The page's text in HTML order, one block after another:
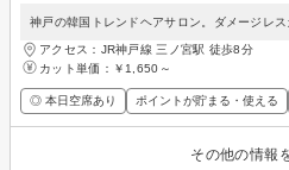
神戸の韓国トレンドヘアサロン。ダメージレス
アクセス：JR神戸線 三ノ宮駅 徒歩8分
カット単価： ￥1,650～
◎ 本日空席あり ポイントが貯まる・使える
その他の情報